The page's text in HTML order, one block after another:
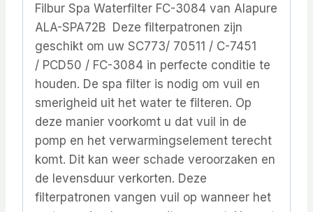
Filbur Spa Waterfilter FC-3084 van Alapure
ALA-SPA72B Deze filterpatronen zijn
geschikt om uw SC773/ 70511 / C-7451
/ PCD50 / FC-3084 in perfecte conditie te
houden. De spa filter is nodig om vuil en
smerigheid uit het water te filteren. Op
deze manier voorkomt u dat vuil in de
pomp en het verwarmingselement terecht
komt. Dit kan weer schade veroorzaken en
de levensduur verkorten. Deze
filterpatronen vangen vuil op wanneer het